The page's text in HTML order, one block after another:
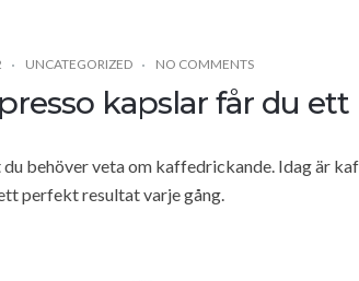
UNCATEGORIZED NO COMMENTS
kapslar får du
behöver veta om kaffedrickande. Idag är
perfekt resultat varje gång.